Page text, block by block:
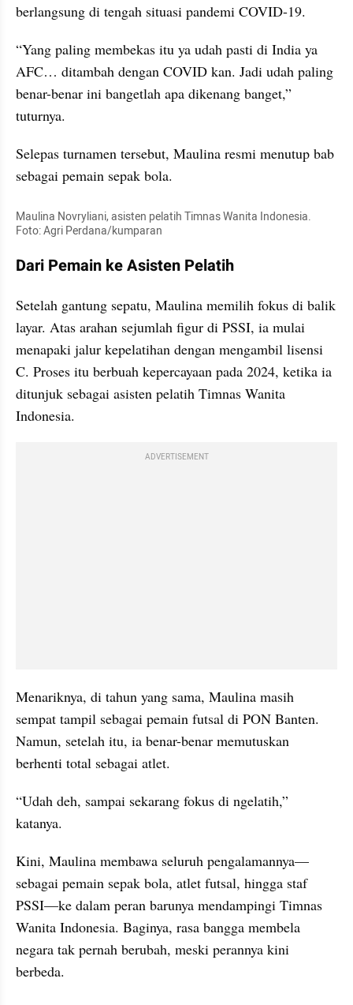
berlangsung di tengah situasi pandemi COVID-19.
“Yang paling membekas itu ya udah pasti di India ya
AFC… ditambah dengan COVID kan. Jadi udah paling
benar-benar ini bangetlah apa dikenang banget,”
tuturnya.
Selepas turnamen tersebut, Maulina resmi menutup bab
sebagai pemain sepak bola.
Maulina Novryliani, asisten pelatih Timnas Wanita Indonesia.
Foto: Agri Perdana/kumparan
Dari Pemain ke Asisten Pelatih
Setelah gantung sepatu, Maulina memilih fokus di balik
layar. Atas arahan sejumlah figur di PSSI, ia mulai
menapaki jalur kepelatihan dengan mengambil lisensi
C. Proses itu berbuah kepercayaan pada 2024, ketika ia
ditunjuk sebagai asisten pelatih Timnas Wanita
Indonesia.
ADVERTISEMENT
Menariknya, di tahun yang sama, Maulina masih
sempat tampil sebagai pemain futsal di PON Banten.
Namun, setelah itu, ia benar-benar memutuskan
berhenti total sebagai atlet.
“Udah deh, sampai sekarang fokus di ngelatih,”
katanya.
Kini, Maulina membawa seluruh pengalamannya—
sebagai pemain sepak bola, atlet futsal, hingga staf
PSSI—ke dalam peran barunya mendampingi Timnas
Wanita Indonesia. Baginya, rasa bangga membela
negara tak pernah berubah, meski perannya kini
berbeda.